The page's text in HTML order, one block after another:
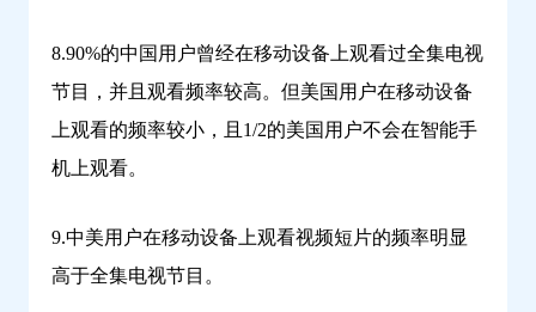
8.90%的中国用户曾经在移动设备上观看过全集电视
节目，并且观看频率较高。但美国用户在移动设备
上观看的频率较小，且1/2的美国用户不会在智能手
机上观看。
9.中美用户在移动设备上观看视频短片的频率明显
高于全集电视节目。